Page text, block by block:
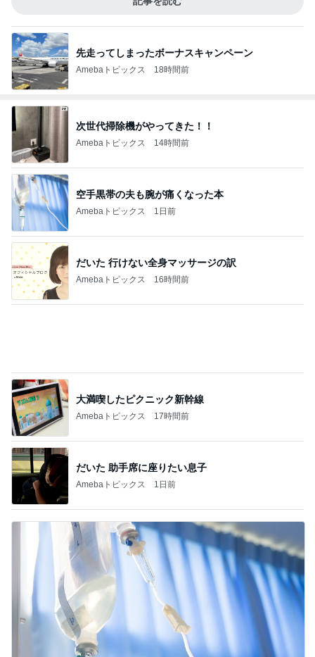
先走ってしまったボーナスキャンペーン
Amebaトピックス 18時間前
次世代掃除機がやってきた！！
Amebaトピックス 14時間前
空手黒帯の夫も腕が痛くなった本
Amebaトピックス 1日前
だいた 行けない全身マッサージの訳
Amebaトピックス 16時間前
大満喫したピクニック新幹線
Amebaトピックス 17時間前
だいた 助手席に座りたい息子
Amebaトピックス 1日前